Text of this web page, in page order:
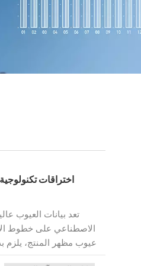
اختراقات تكنولوجية
تعد بيانات العيوب
الاصطناعي على خطوط
عيوب مظهر المنتج،
معدل إنتاجية مرتفع